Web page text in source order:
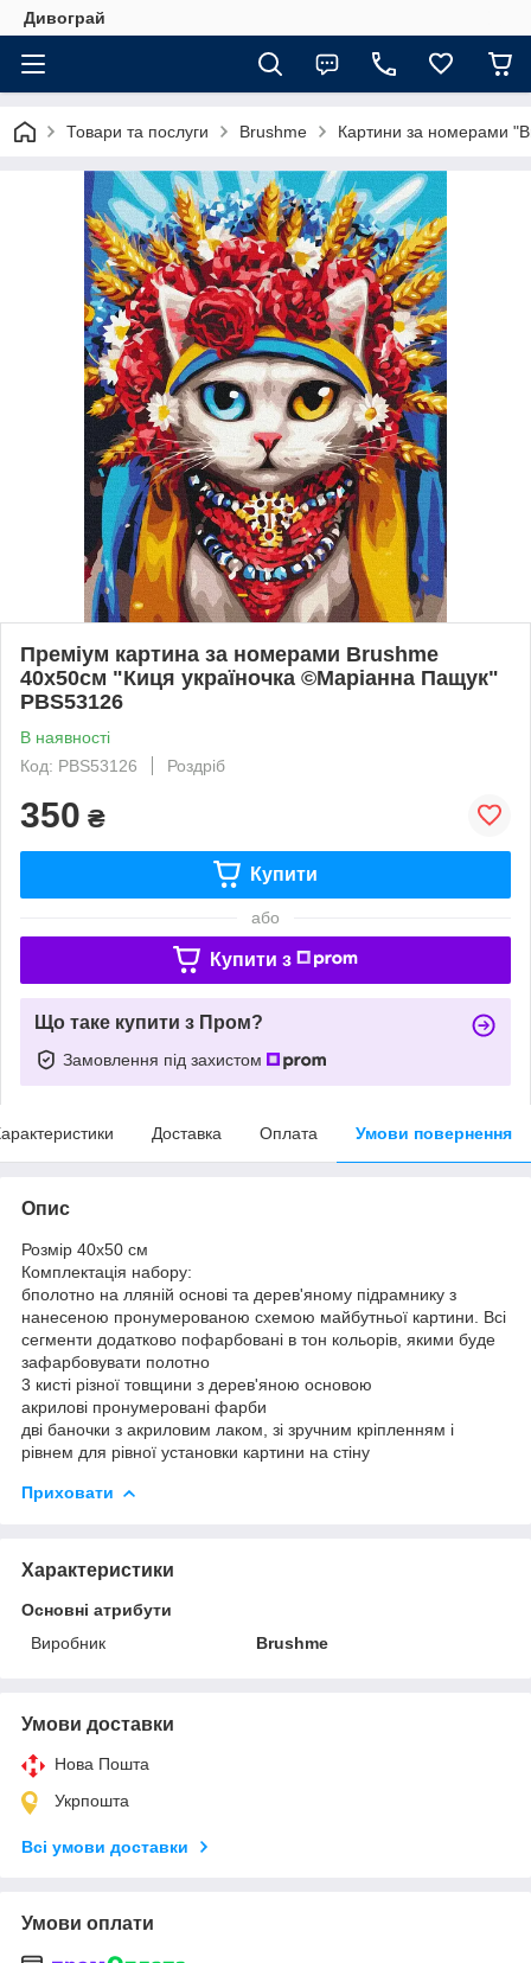
Дивограй
Товари та послуги Brushme Картини за номерами
Преміум картина за номерами Brushme
40x50см "Киця україночка ©Маріанна Пащук"
PBS53126
В наявності
Код: PBS53126
Роздріб
350 ₴
Купити
або
Купити з
Що таке купити з Пром?
Замовлення під захистом
Доставка Оплата Умови повернення
Опис
Розмір 40x50 см
Комплектація набору:
бполотно на лляній основі та дерев'яному підрамнику з
нанесеною пронумерованою схемою майбутньої картини. Всі
сегменти додатково пофарбовані в тон кольорів, якими буде
зафарбовувати полотно
3 кисті різної товщини з дерев'яною основою
акрилові пронумеровані фарби
дві баночки з акриловим лаком, зі зручним кріпленням і
рівнем для рівної установки картини на стіну
Приховати
Характеристики
Основні атрибути
Виробник
Brushme
Умови доставки
Нова Пошта
Укрпошта
Всі умови доставки
Умови оплати